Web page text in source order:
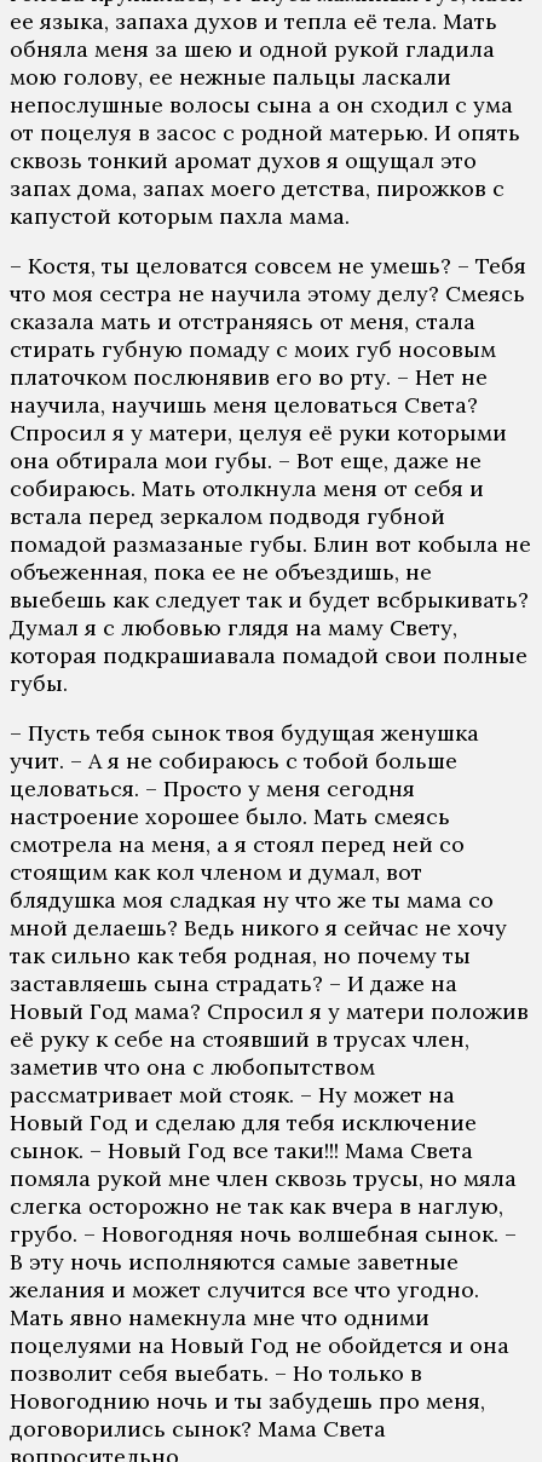
ее языка, запаха духов и тепла её тела. Мать
обняла меня за шею и одной рукой гладила
мою голову, ее нежные пальцы ласкали
непослушные волосы сына а он сходил с ума
от поцелуя в засос с родной матерью. И опять
сквозь тонкий аромат духов я ощущал это
запах дома, запах моего детства, пирожков с
капустой которым пахла мама.
– Костя, ты целоватся совсем не умешь? – Тебя
что моя сестра не научила этому делу? Смеясь
сказала мать и отстраняясь от меня, стала
стирать губную помаду с моих губ носовым
платочком послюнявив его во рту. – Нет не
научила, научишь меня целоваться Света?
Спросил я у матери, целуя её руки которыми
она обтирала мои губы. – Вот еще, даже не
собираюсь. Мать отолкнула меня от себя и
встала перед зеркалом подводя губной
помадой размазаные губы. Блин вот кобыла не
объеженная, пока ее не объездишь, не
выебешь как следует так и будет всбрыкивать?
Думал я с любовью глядя на маму Свету,
которая подкрашиавала помадой свои полные
губы.
– Пусть тебя сынок твоя будущая женушка
учит. – А я не собираюсь с тобой больше
целоваться. – Просто у меня сегодня
настроение хорошее было. Мать смеясь
смотрела на меня, а я стоял перед ней со
стоящим как кол членом и думал, вот
блядушка моя сладкая ну что же ты мама со
мной делаешь? Ведь никого я сейчас не хочу
так сильно как тебя родная, но почему ты
заставляешь сына страдать? – И даже на
Новый Год мама? Спросил я у матери положив
её руку к себе на стоявший в трусах член,
заметив что она с любопытством
рассматривает мой стояк. – Ну может на
Новый Год и сделаю для тебя исключение
сынок. – Новый Год все таки!!! Мама Света
помяла рукой мне член сквозь трусы, но мяла
слегка осторожно не так как вчера в наглую,
грубо. – Новогодняя ночь волшебная сынок. –
В эту ночь исполняются самые заветные
желания и может случится все что угодно.
Мать явно намекнула мне что одними
поцелуями на Новый Год не обойдется и она
позволит себя выебать. – Но только в
Новогоднию ночь и ты забудешь про меня,
договорились сынок? Мама Света
вопросительно